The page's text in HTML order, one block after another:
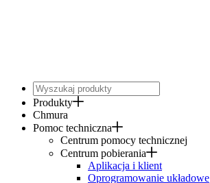
Produkty
Chmura
Pomoc techniczna
Centrum pomocy technicznej
Centrum pobierania
Aplikacja i klient
Oprogramowanie układowe